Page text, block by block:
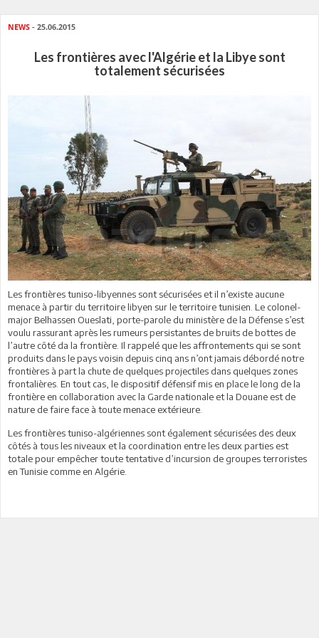
NEWS - 25.06.2015
Les frontières avec l'Algérie et la Libye sont
totalement sécurisées
Les frontières tuniso-libyennes sont sécurisées et il n’existe aucune
menace à partir du territoire libyen sur le territoire tunisien. Le colonel-
major Belhassen Oueslati, porte-parole du ministère de la Défense s’est
voulu rassurant après les rumeurs persistantes de bruits de bottes de
l’autre côté da la frontière. Il rappelé que les affrontements qui se sont
produits dans le pays voisin depuis cinq ans n’ont jamais débordé notre
frontières à part la chute de quelques projectiles dans quelques zones
frontalières. En tout cas, le dispositif défensif mis en place le long de la
frontière en collaboration avec la Garde nationale et la Douane est de
nature de faire face à toute menace extérieure.
Les frontières tuniso-algériennes sont également sécurisées des deux
côtés à tous les niveaux et la coordination entre les deux parties est
totale pour empêcher toute tentative d’incursion de groupes terroristes
en Tunisie comme en Algérie.